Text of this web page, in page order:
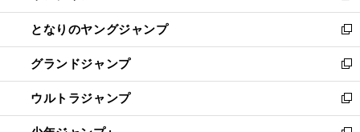
開
く
ン
ド
ウ
で
開
く
ウ
ィ
ン
ド
ウ
で
開
し
い
ウ
ィ
ン
ド
ウ
となりのヤングジャンプ
新
し
い
ウ
ィ
ン
グランドジャンプ
新
し
い
ウ
ウルトラジャンプ
新
し